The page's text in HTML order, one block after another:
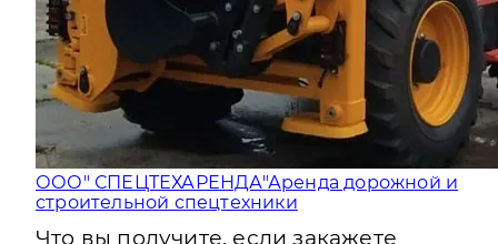
ООО" СПЕЦТЕХАРЕНДА"Аренда дорожной и